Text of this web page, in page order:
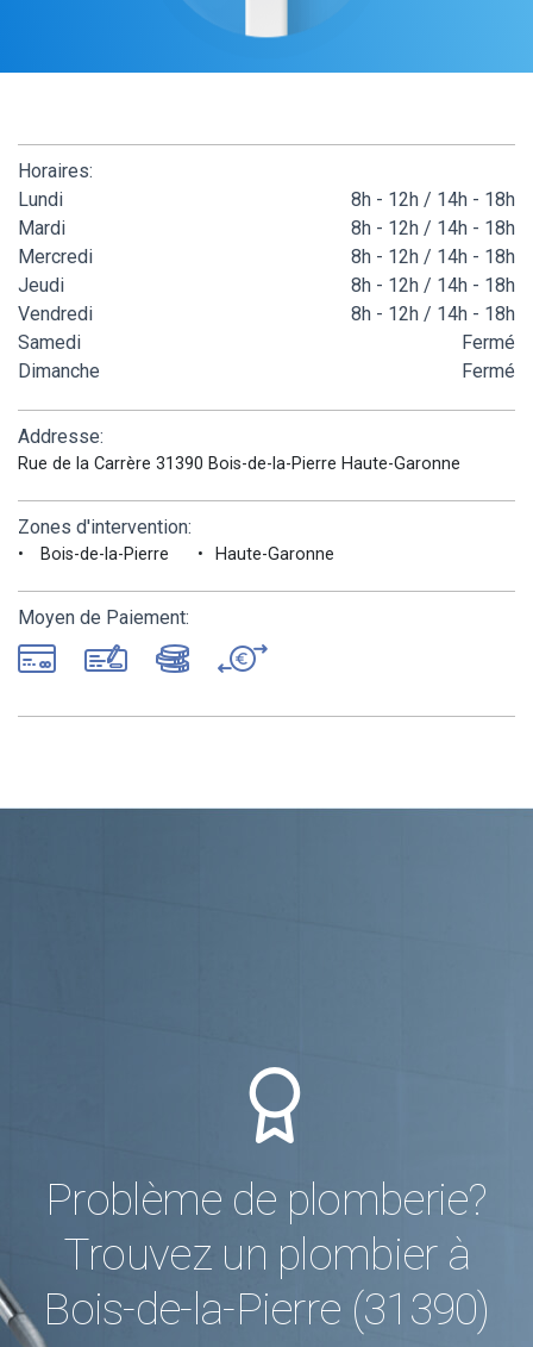
Horaires:
Lundi
8h - 12h / 14h - 18h
Mardi
8h - 12h / 14h - 18h
Mercredi
8h - 12h / 14h - 18h
Jeudi
8h - 12h / 14h - 18h
Vendredi
8h - 12h / 14h - 18h
Samedi
Fermé
Dimanche
Fermé
Addresse:
Rue de la Carrère 31390 Bois-de-la-Pierre Haute-Garonne
Zones d'intervention:
Bois-de-la-Pierre Haute-Garonne
Moyen de Paiement:
Problème de plomberie?
Trouvez un plombier à
Bois-de-la-Pierre (31390)